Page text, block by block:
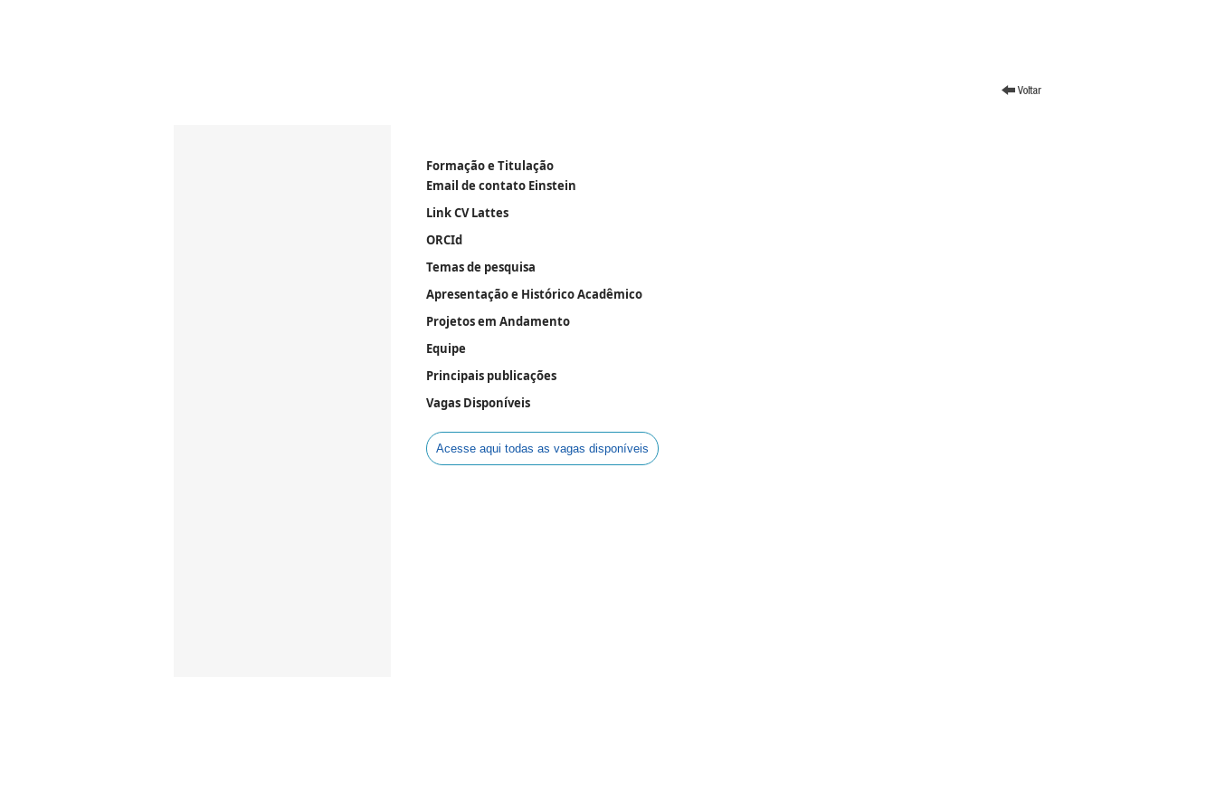
Formação e Titulação
Email de contato Einstein
Link CV Lattes
ORCId
Temas de pesquisa
Apresentação e Histórico Acadêmico
Projetos em Andamento
Equipe
Principais publicações
Vagas Disponíveis
Acesse aqui todas as vagas disponíveis